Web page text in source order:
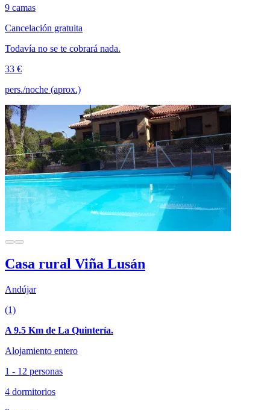
9 camas
Cancelación gratuita
Todavía no se te cobrará nada.
33 €
pers./noche (aprox.)
Casa rural Viña Lusán
Andújar
(1)
A 9.5 Km de La Quintería.
Alojamiento entero
1 - 12 personas
4 dormitorios